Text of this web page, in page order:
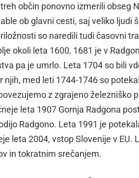
občin ponovno izmerili obseg
ob glavni cesti, saj veliko ljudi
so naredili tudi časovni
okoli leta 1600, 1681 je v
pa je umrlo. Leta 1704 so bili
njih, med leti 1744-1746 so
z zgrajeno železniško
leta 1907 Gornja Radgona
Radgono. Leta 1991 je
leta 2004, vstop Slovenije v EU.
in tokratnim srečanjem.